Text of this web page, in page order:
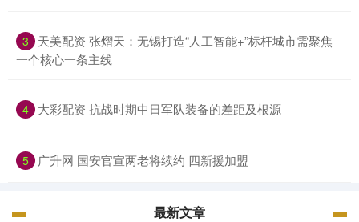
3
天美配资 张熠天：无锡打造“人工智能+”标杆城市需聚焦
一个核心一条主线
4 大彩配资 抗战时期中日军队装备的差距及根源
5 广升网 国安官宣两老将续约 四新援加盟
最新文章